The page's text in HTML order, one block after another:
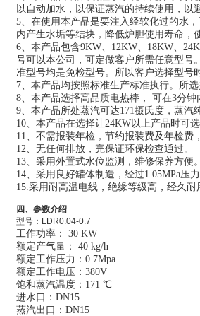
以自动加水，以保证蒸汽的持续使用，以
5、在使用本产品是要注入经软化过的水
内产生水垢等结块，降低炉胆使用寿命，
6、本产品包含9KW、12KW、18KW、
号可以本公司，可定做客户所需任意型号
准型号均是免检型号。所以客户选择型号
7、本产品均按照标准生产标准执行。所
8、本产品选择高品质电热棒， 可在3分
9、本产品所处蒸汽可达171摄氏度，蒸汽
10、本产品在选择让24KW以上产品时可
11、不需报装年检，节约报装费及年检费
12、无任何排放，完保证环保检查通过。
13、 采用外置式水位监测，维修保养方便。
14、采用良好罐体制造，经过1.05MPa压
15.采用耐高温电线，绝缘等级高，经久耐
四、参数介绍
型号： LDR0.04-0.7
工作功率： 30 KW
额定产气量： 40 kg/h
额定工作压力：0.7Mpa
额定工作电压：380V
饱和蒸汽温度：171 ℃
进水口：DN15
蒸汽出口：DN15